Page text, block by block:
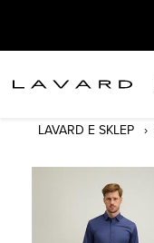
LAVARD E SKLEP